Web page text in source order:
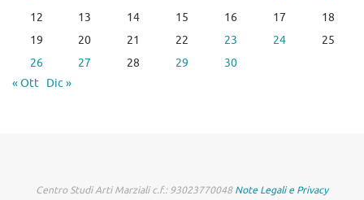
12
13 14 15 16 17
18
19
20 21 22 23 24
25
26
27 28 29
30
« Ott Dic »
Centro Studi Arti Marziali c.f.: 93023770048Note Legali e Privacy